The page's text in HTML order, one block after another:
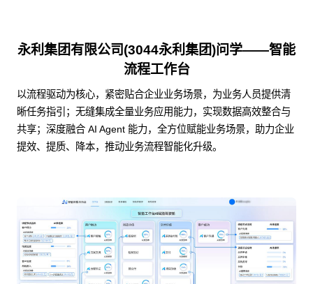
永利集团有限公司(3044永利集团)问学——智能
流程工作台
以流程驱动为核心，紧密贴合企业业务场景，为业务人员提供清
晰任务指引；无缝集成全量业务应用能力，实现数据高效整合与
共享；深度融合 AI Agent 能力，全方位赋能业务场景，助力企业
提效、提质、降本，推动业务流程智能化升级。